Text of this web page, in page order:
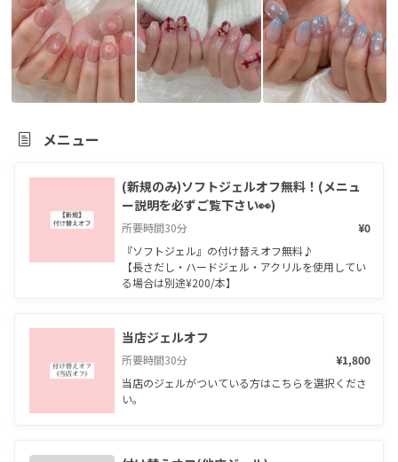
メニュー
(新規のみ)ソフトジェルオフ無料！(メニュ
ー説明を必ずご覧下さい👀)
所要時間30分
¥0
『ソフトジェル』の付け替えオフ無料♪
【長さだし・ハードジェル・アクリルを使用してい
る場合は別途¥200/本】
当店ジェルオフ
所要時間30分
¥1,800
当店のジェルがついている方はこちらを選択くださ
い。